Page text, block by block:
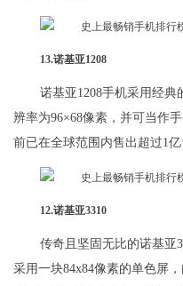
13.诺基亚1208
诺基亚1208手机采用经
辨率为96×68像素，并可当作
前已在全球范围内售出超过1亿
12.诺基亚3310
传奇且坚固无比的诺基亚
采用一块84x84像素的单色屏